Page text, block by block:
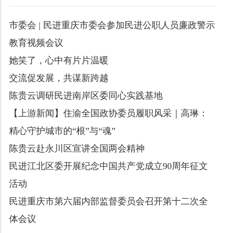
市委会 | 民进重庆市委会参加民进公职人员廉政警示
教育视频会议
她笑了，心中有片片温暖
交流促发展，共谋新跨越
陈贵云调研民进南岸区委同心实践基地
【上游新闻】住渝全国政协委员履职风采｜高琳：
精心守护城市的“根”与“魂”
陈贵云赴永川区宣讲全国两会精神
民进江北区委开展纪念中国共产党成立90周年征文
活动
民进重庆市第六届内部监督委员会召开第十二次全
体会议